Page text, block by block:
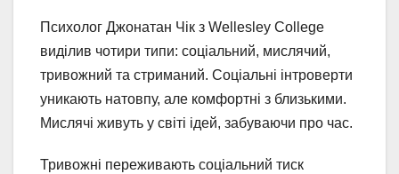
Психолог Джонатан Чік з Wellesley College
виділив чотири типи: соціальний, мислячий,
тривожний та стриманий. Соціальні інтроверти
уникають натовпу, але комфортні з близькими.
Мислячі живуть у світі ідей, забуваючи про час.
Тривожні переживають соціальний тиск